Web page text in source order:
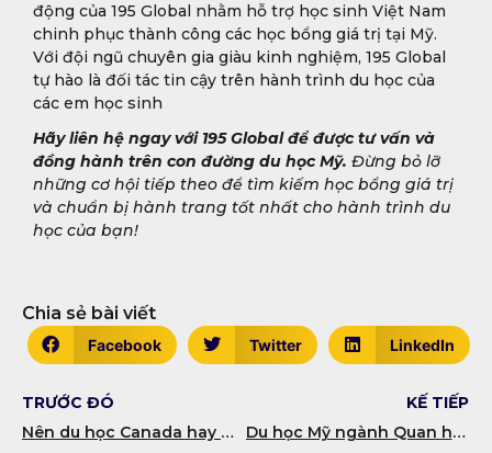
động của 195 Global nhằm hỗ trợ học sinh Việt Nam
chinh phục thành công các học bổng giá trị tại Mỹ.
Với đội ngũ chuyên gia giàu kinh nghiệm, 195 Global
tự hào là đối tác tin cậy trên hành trình du học của
các em học sinh
Hãy liên hệ ngay với 195 Global để được tư vấn và
đồng hành trên con đường du học Mỹ. Đừng bỏ lỡ
những cơ hội tiếp theo để tìm kiếm học bổng giá trị
và chuẩn bị hành trang tốt nhất cho hành trình du
học của bạn!
Chia sẻ bài viết
Facebook Twitter LinkedIn
TRƯỚC ĐÓ
Nên du học Canada hay Mỹ? Đâu là lựa chọn phù hợp
KẾ TIẾP
Du học Mỹ ngành Quan hệ quốc tế: Điều kiện, Chi phí